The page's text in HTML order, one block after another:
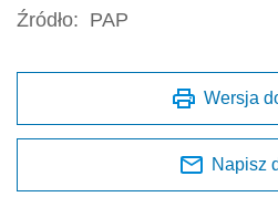
Źródło: PAP
Wersja
Napisz